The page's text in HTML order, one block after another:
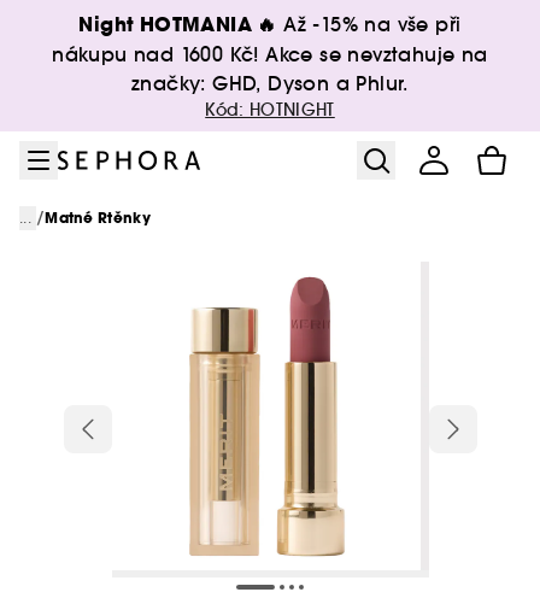
Přejít na menu
Přejít na hlavní obsah
Přejít na zápatí
Night HOTMANIA 🔥 Až -15% na vše při
nákupu nad 1600 Kč! Akce se nevztahuje na
značky: GHD, Dyson a Phlur.
Kód: HOTNIGHT
... /Matné Rtěnky